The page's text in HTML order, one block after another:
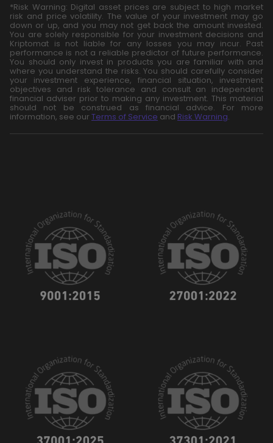
*Risk Warning: Digital asset prices are subject to high market
risk and price volatility. The value of your investment may go
down or up, and you may not get back the amount invested.
You are solely responsible for your investment decisions and
Kriptomat is not liable for any losses you may incur. Past
performance is not a reliable predictor of future performance.
You should only invest in products you are familiar with and
where you understand the risks. You should carefully consider
your investment experience, financial situation, investment
objectives and risk tolerance and consult an independent
financial adviser prior to making any investment. This material
should not be construed as financial advice. For more
information, see our Terms of Service and Risk Warning.